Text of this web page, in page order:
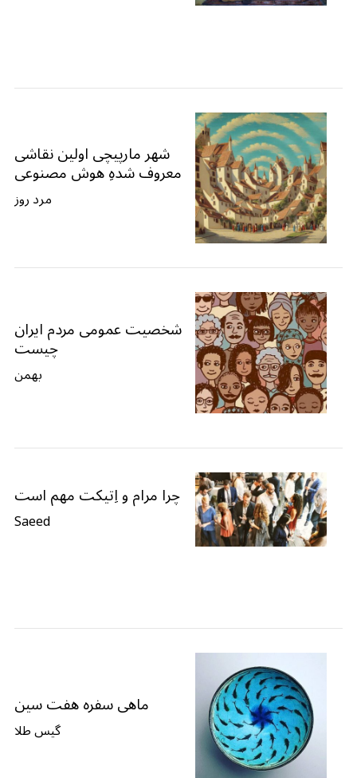
شهر مارپیچی اولین نقاشی
معروف شدهِ هوش مصنوعی
مرد روز
شخصیت عمومی مردم ایران
چیست
بهمن
چرا مرام و اِتیکت مهم است
Saeed
ماهی سفره هفت سین
گیس طلا